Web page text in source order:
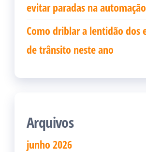
evitar paradas na automação
Como driblar a lentidão dos
de trânsito neste ano
Arquivos
junho 2026